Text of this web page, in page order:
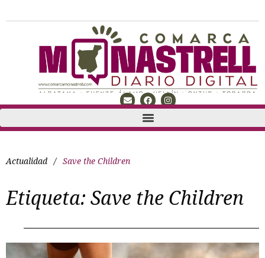
Actualidad / Save the Children
Etiqueta: Save the Children